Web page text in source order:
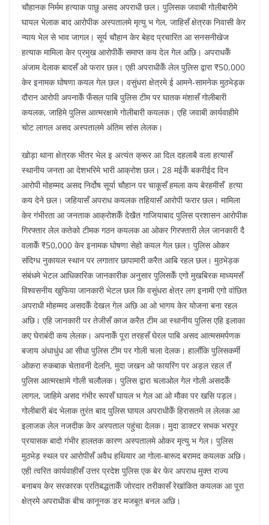
चौहानक निर्मम हत्याक पाछु असद अपराधी छल। पुलिसक जवाबी गोलीबारीमे
घायल भेलाक बाद आरोपीक अस्पतालमे मृत्यु भ गेल, जाहिसँ क्षेत्रक निवासी केर
न्याय भेल से भाव जागल। सूर्य चौहान केर बेहद प्रचारित आ सनसनीखेज
हत्याक मामिला केर प्रमुख आरोपीकेँ समाप्त कय देल गेल अछि। अपराधकेँ
अंजाम देलाक बादसँ ओ फरार छल। एही अपराधीकेँ लेल पुलिस द्वारा ₹50,000
केर इनामक घोषणा कयल गेल छल। वसुंधरा क्षेत्रमे ई आमने-सामनेक मुठभेड़क
दौरान आरोपी अपनाकेँ फँसल पाबि पुलिस टीम पर घातक मंशासँ गोलीबारी
कयलक, जाहिमे पुलिस आत्मरक्षामे गोलीबारी कयलक। एहि जवाबी कार्यवाहीमे
चोट लागल असद अस्पतालमे अंतिम सांस लेलक।
खोड़ा थाना क्षेत्रक भीतर भेल इ अत्यंत क्रूर आ दिल दहलाबै वला हत्यासँ
स्थानीय जनता आ देशभरिमे भारी आक्रोश छल। 28 मईकेँ बकरीईद दिन
आरोपी मोहम्मद असद निर्दोष सूर्या चौहान पर चाकूसँ हमला कय बेरहमीसँ हत्या
कय देने छल। जहियासँ अपराध कयलक तहियासँ आरोपी फरार छल। मामिला
केर गंभीरता आ जनताक आक्रोशकेँ देखैत गाजियाबाद पुलिस प्रशासन आरोपीक
गिरफ्तार लेल कतेको टीमक गठन कयलक आ ओकर गिरफ्तारी लेल जानकारी दै
वलाकेँ ₹50,000 केर इनामक घोषणा सेहो कयल गेल छल। पुलिस ओकर
संदिग्ध नुकायल स्थान पर लगातार छापामारी करैत आबि रहल छल। मुठभेड़क
संबंधमे भेटल आधिकारिक जानकारीक अनुसार पुलिसकेँ एगो मुखबिरक माध्यमसँ
विश्वसनीय खुफिया जानकारी भेटल छल कि वसुंधरा क्षेत्र लग इनामी एगो वांछित
अपराधी मोहम्मद असदकेँ देखल गेल अछि आ ओ भागय केर योजना बना रहल
अछि। एहि जानकारी पर तेजीसँ काज करैत टीम आ स्थानीय पुलिस एहि इलाका
कए घेराबंदी कय लेलक। अपनाकेँ पूरा तरहसँ घेरल पाबि असद आत्मसमर्पणक
बजाय अंधाधुंध आ सीधा पुलिस टीम पर गोली चला देलक। हालाँकि पुलिसकर्मी
ओकरा रुकबाक चेतावनी देलनि, मुदा जखन ओ फायरिंग पर अड़ल रहल तँ
पुलिस आत्मरक्षामे गोली चलौलक। पुलिस द्वारा चलाओल गेल गोली असदकेँ
लागल, जाहिमे असद गंभीर रूपसँ घायल भ गेल आ ओ मौका पर खसि पड़ल।
गोलीबारी बंद भेलाक तुरंत बाद पुलिस घायल अपराधीकेँ हिरासतमे ल लेलक आ
इलाजक लेल नजदीक केर अस्पताल पहुंचा देलक। मुदा डाक्टर सभक भरपूर
प्रयासक बादो गंभीर हालतक कारण अस्पतालमे ओकर मृत्यु भ गेल। पुलिस
मुठभेड़ स्थल पर आरोपीसँ अवैध हथियार आ गोला-बारूद बरामद कयलक अछि।
एही त्वरित कार्यवाहीसँ उत्तर प्रदेश पुलिस एक बेर फेर अपराध मुक्त राज्य
बनाबय केर सरकारक प्रतिबद्धताकेँ जोरदार तरीकासँ रेखांकित कयलक आ पूरा
क्षेत्रमे अपराधीक बीच कानूनक डर मजबूत बनल अछि।